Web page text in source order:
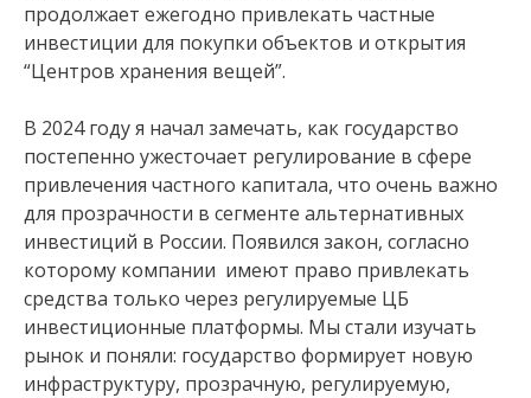
продолжает ежегодно привлекать частные
инвестиции для покупки объектов и открытия
“Центров хранения вещей”.
В 2024 году я начал замечать, как государство
постепенно ужесточает регулирование в сфере
привлечения частного капитала, что очень важно
для прозрачности в сегменте альтернативных
инвестиций в России. Появился закон, согласно
которому компании имеют право привлекать
средства только через регулируемые ЦБ
инвестиционные платформы. Мы стали изучать
рынок и поняли: государство формирует новую
инфраструктуру, прозрачную, регулируемую,